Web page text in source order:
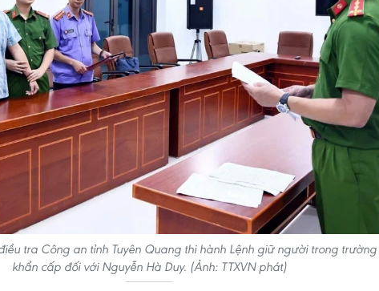
tra Công an tỉnh Tuyên Quang thi hành Lệnh giữ người trong
khẩn cấp đối với Nguyễn Hà Duy. (Ảnh: TTXVN phát)